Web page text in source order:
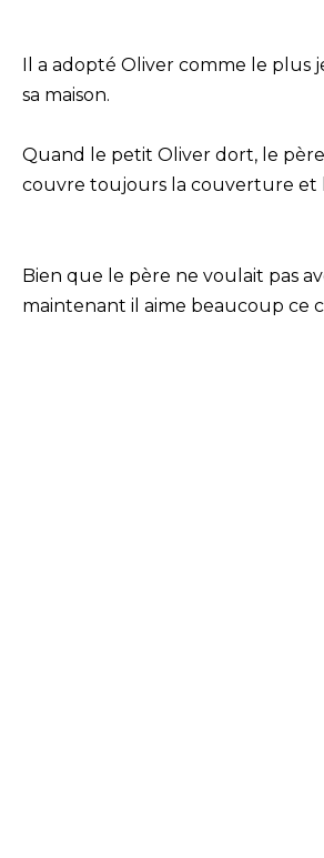
Il a adopté Oliver comme le plus
sa maison.
Quand le petit Oliver dort, le
couvre toujours la couverture et
Bien que le père ne voulait pas
maintenant il aime beaucoup ce